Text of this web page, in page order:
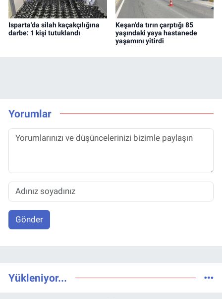
Isparta'da silah kaçakçılığına
darbe: 1 kişi tutuklandı
Keşan'da tırın çarptığı 85
yaşındaki yaya hastanede
yaşamını yitirdi
Yorumlar
Gönder
Yükleniyor...